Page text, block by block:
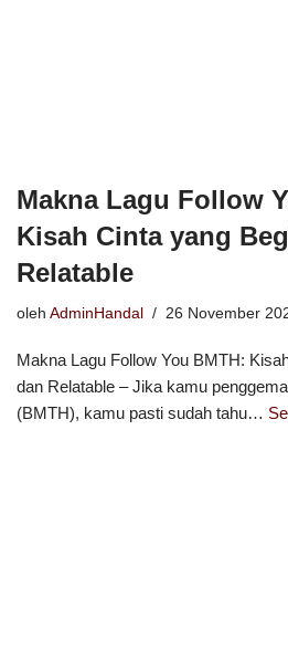
Makna Lagu Follow
Kisah Cinta yang
Relatable
oleh AdminHandal 26 November
Makna Lagu Follow You BMTH:
dan Relatable – Jika kamu
(BMTH), kamu pasti sudah tahu…